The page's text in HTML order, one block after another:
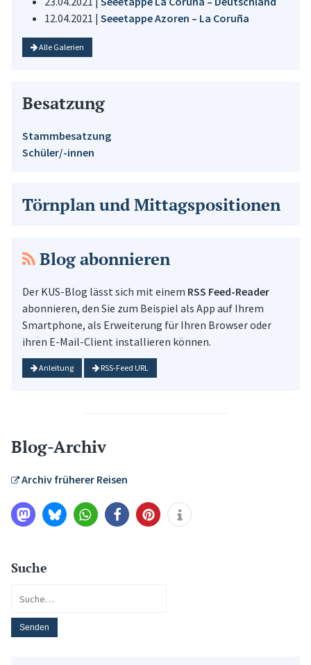
12.04.2021 | Seeetappe Azoren – La Coruña
Alle Galerien
Besatzung
Stammbesatzung
Schüler/-innen
Törnplan und Mittagspositionen
Blog abonnieren
Der KUS-Blog lässt sich mit einem RSS Feed-Reader
abonnieren, den Sie zum Beispiel als App auf Ihrem
Smartphone, als Erweiterung für Ihren Browser oder
ihren E-Mail-Client installieren können.
Anleitung RSS-Feed URL
Blog-Archiv
Archiv früherer Reisen
Suche